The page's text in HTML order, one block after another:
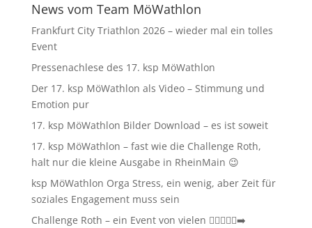
News vom Team MöWathlon
Frankfurt City Triathlon 2026 – wieder mal ein tolles
Event
Pressenachlese des 17. ksp MöWathlon
Der 17. ksp MöWathlon als Video – Stimmung und
Emotion pur
17. ksp MöWathlon Bilder Download – es ist soweit
17. ksp MöWathlon – fast wie die Challenge Roth,
halt nur die kleine Ausgabe in RheinMain 😉
ksp MöWathlon Orga Stress, ein wenig, aber Zeit für
soziales Engagement muss sein
Challenge Roth – ein Event von vielen 🏊‍♀️🚴‍♂️🏃‍➡️